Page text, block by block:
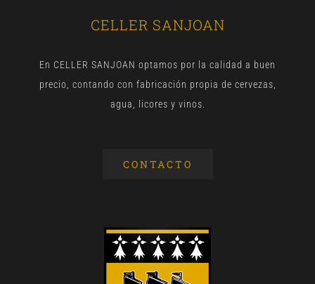
CELLER SANJOAN
En CELLER SANJOAN optamos por la calidad a buen
precio, contando con fabricación propia de cervezas,
agua, licores y vinos.
CONTACTO